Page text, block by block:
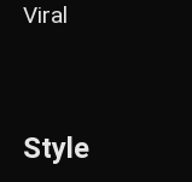
Viral
Style